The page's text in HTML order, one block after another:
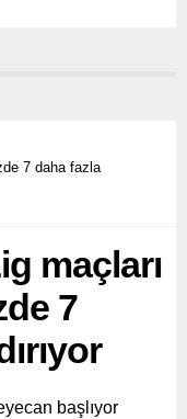
üreticisi
7 daha fazla
maçları
7
başlıyor